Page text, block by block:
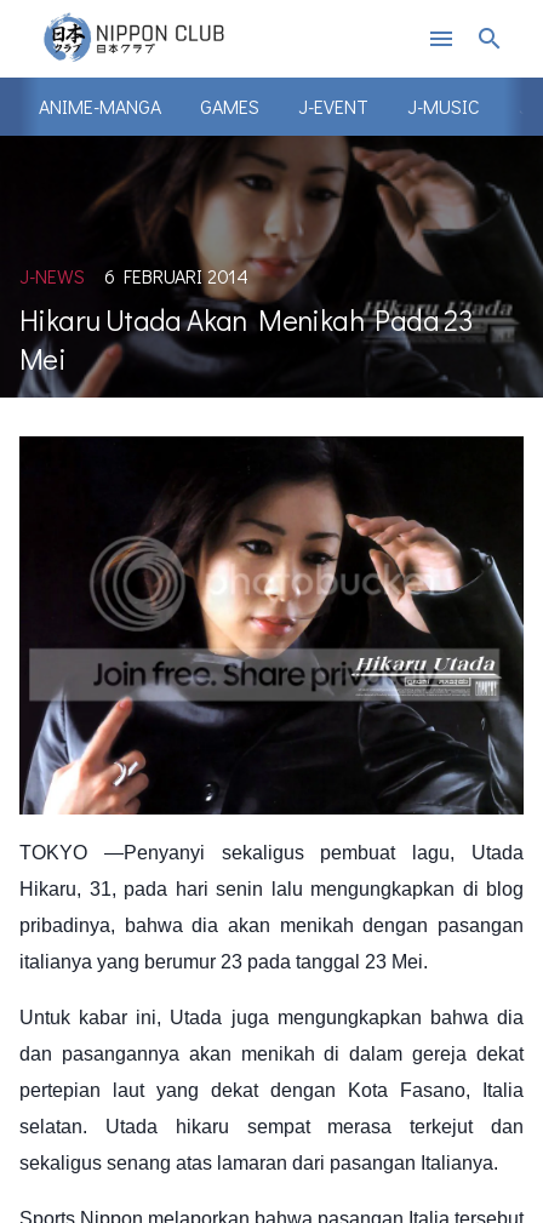
menu search
ANIME-MANGA GAMES J-EVENT J-MUSIC J-
J-NEWS 6 FEBRUARI 2014
Hikaru Utada Akan Menikah Pada 23
Mei
TOKYO —Penyanyi sekaligus pembuat lagu, Utada
Hikaru, 31, pada hari senin lalu mengungkapkan di blog
pribadinya, bahwa dia akan menikah dengan pasangan
italianya yang berumur 23 pada tanggal 23 Mei.
Untuk kabar ini, Utada juga mengungkapkan bahwa dia
dan pasangannya akan menikah di dalam gereja dekat
pertepian laut yang dekat dengan Kota Fasano, Italia
selatan. Utada hikaru sempat merasa terkejut dan
sekaligus senang atas lamaran dari pasangan Italianya.
Sports Nippon melaporkan bahwa pasangan Italia tersebut